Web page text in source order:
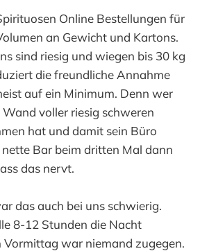
Online Bestellungen für
an Gewicht und Kartons.
sind riesig und wiegen bis 30 kg
die freundliche Annahme
auf ein Minimum. Denn wer
voller riesig schweren
hat und damit sein Büro
Bar beim dritten Mal dann
das nervt.
das auch bei uns schwierig.
8-12 Stunden die Nacht
war niemand zugegen.